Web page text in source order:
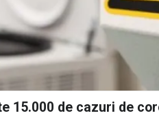
15.000 de cazuri de